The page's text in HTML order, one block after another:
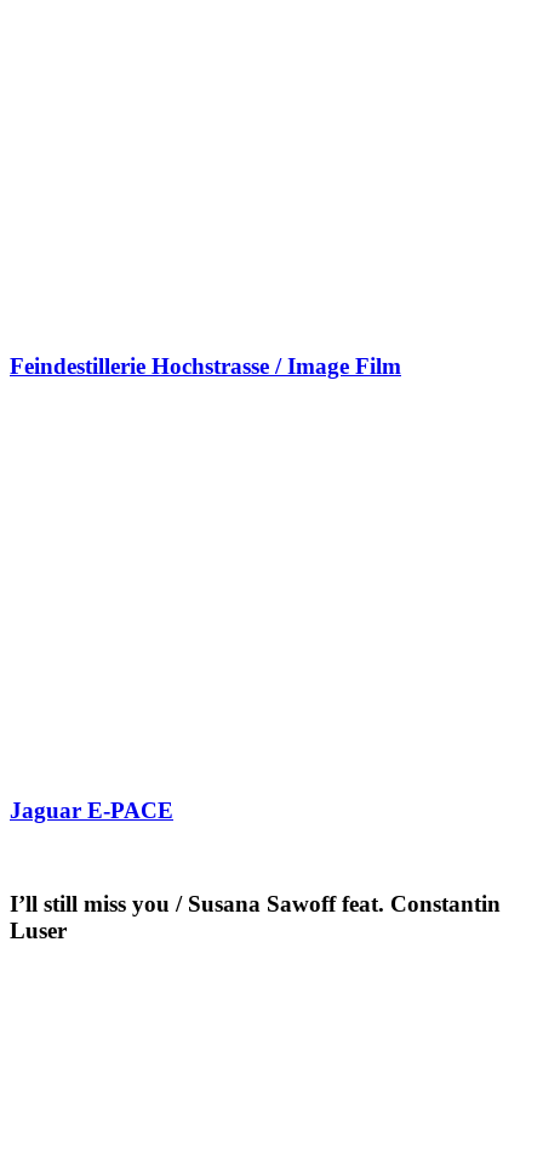
Feindestillerie Hochstrasse / Image Film
Jaguar E-PACE
I’ll still miss you / Susana Sawoff feat. Constantin
Luser